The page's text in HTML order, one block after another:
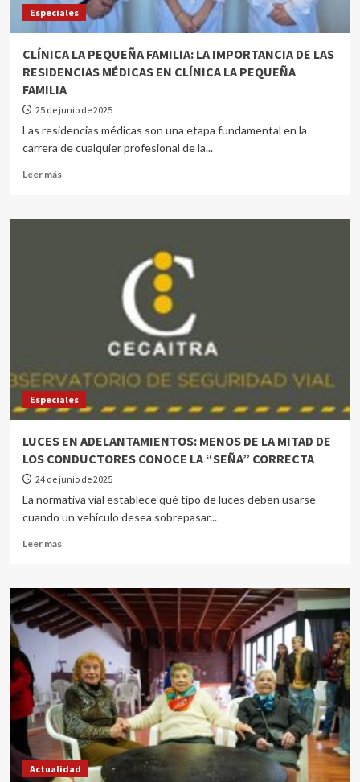
Especiales
CLÍNICA LA PEQUEÑA FAMILIA: LA IMPORTANCIA DE LAS
RESIDENCIAS MÉDICAS EN CLÍNICA LA PEQUEÑA
FAMILIA
25 de junio de 2025
Las residencias médicas son una etapa fundamental en la
carrera de cualquier profesional de la...
Leer más
Especiales
LUCES EN ADELANTAMIENTOS: MENOS DE LA MITAD DE
LOS CONDUCTORES CONOCE LA “SEÑA” CORRECTA
24 de junio de 2025
La normativa vial establece qué tipo de luces deben usarse
cuando un vehículo desea sobrepasar...
Leer más
Actualidad